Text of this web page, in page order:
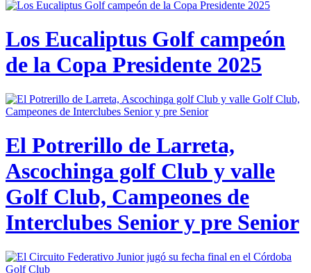
Los Eucaliptus Golf campeón
de la Copa Presidente 2025
El Potrerillo de Larreta,
Ascochinga golf Club y valle
Golf Club, Campeones de
Interclubes Senior y pre Senior